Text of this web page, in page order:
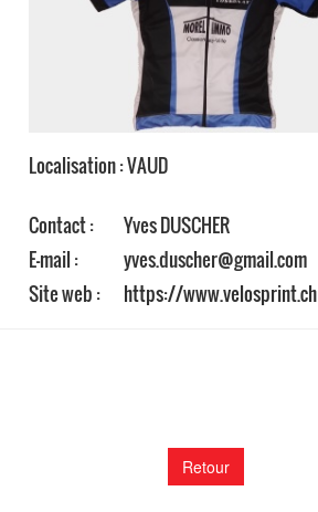
Localisation : VAUD
Contact :
Yves DUSCHER
E-mail :
yves.duscher@gmail.com
Site web :
https://www.velosprint.ch
Retour